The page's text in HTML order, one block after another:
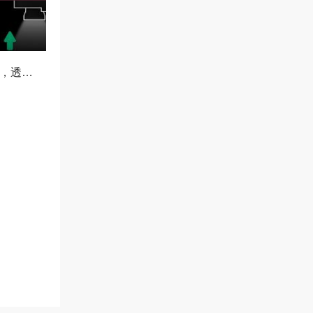
OKX减仓比例公示，透明化运营如何重塑用户信任与市场格局